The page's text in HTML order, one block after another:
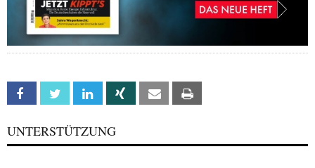
Facebook Twitter Linkedin Xing Email
UNTERSTÜTZUNG